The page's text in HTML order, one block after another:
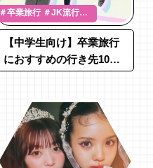
＃卒業旅行 ＃JK流行通
信
【中学生向け】卒業旅行
におすすめの行き先10